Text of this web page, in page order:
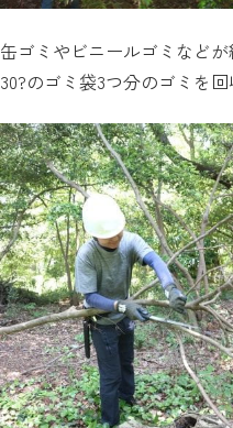
缶ゴミやビニールゴミなど
30?のゴミ袋3つ分のゴミを回